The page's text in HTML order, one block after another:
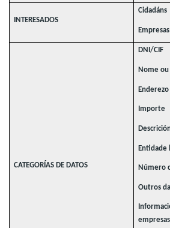
INTERESADOS
Cidadáns
Empresas
CATEGORÍAS DE DATOS
DNI/CIF
Nome ou
Enderezo
Importe
Entidade
Número
Outros
empresas